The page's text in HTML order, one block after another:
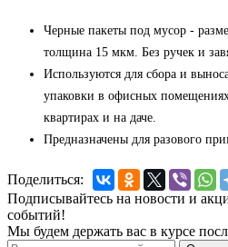
Черные пакеты под мусор -
толщина 15 мкм. Без ручек и
Используются для сбора и
упаковки в офисных
квартирах и на даче.
Предназначены для разового
Поделиться:
Подписывайтесь на новости и
событий!
Мы будем держать вас в курсе